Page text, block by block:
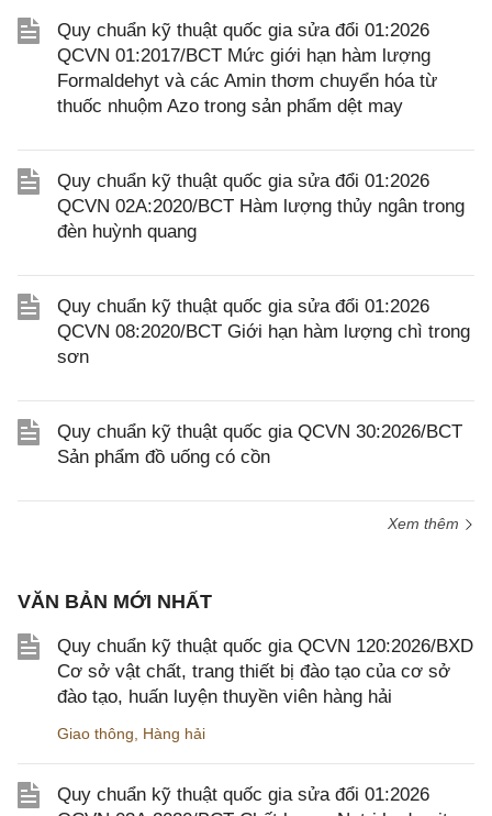
Quy chuẩn kỹ thuật quốc gia sửa đổi 01:2026
QCVN 01:2017/BCT Mức giới hạn hàm lượng
Formaldehyt và các Amin thơm chuyển hóa từ
thuốc nhuộm Azo trong sản phẩm dệt may
Quy chuẩn kỹ thuật quốc gia sửa đổi 01:2026
QCVN 02A:2020/BCT Hàm lượng thủy ngân trong
đèn huỳnh quang
Quy chuẩn kỹ thuật quốc gia sửa đổi 01:2026
QCVN 08:2020/BCT Giới hạn hàm lượng chì trong
sơn
Quy chuẩn kỹ thuật quốc gia QCVN 30:2026/BCT
Sản phẩm đồ uống có cồn
Xem thêm
VĂN BẢN MỚI NHẤT
Quy chuẩn kỹ thuật quốc gia QCVN 120:2026/BXD
Cơ sở vật chất, trang thiết bị đào tạo của cơ sở
đào tạo, huấn luyện thuyền viên hàng hải
Giao thông Hàng hải
Quy chuẩn kỹ thuật quốc gia sửa đổi 01:2026